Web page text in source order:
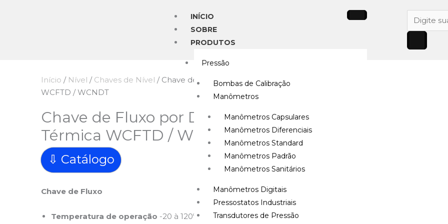
INÍCIO
SOBRE
PRODUTOS
Pressão
Bombas de Calibração
Manômetros
Manômetros Capsulares
Manômetros Diferenciais
Manômetros Standard
Manômetros Padrão
Manômetros Sanitários
Manômetros Digitais
Pressostatos Industriais
Transdutores de Pressão
Pesquisar
produtos
Início / Nível / Chaves de Nível / Chave de Fluxo por Disperção Térmica
WCFTD / WCNDT
Chave de Fluxo por Disperção
Térmica WCFTD / WCNDT
⇩ Catálogo
Chave de Fluxo
Temperatura de operação -20 à 120ºC (padrão) ou, sob consulta,